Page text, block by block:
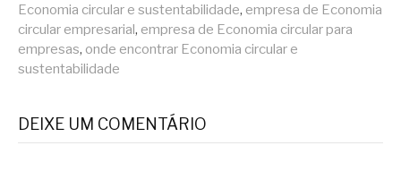
Economia circular e sustentabilidade, empresa de Economia
circular empresarial , empresa de Economia circular para
empresas, onde encontrar Economia circular e
sustentabilidade
DEIXE UM COMENTÁRIO